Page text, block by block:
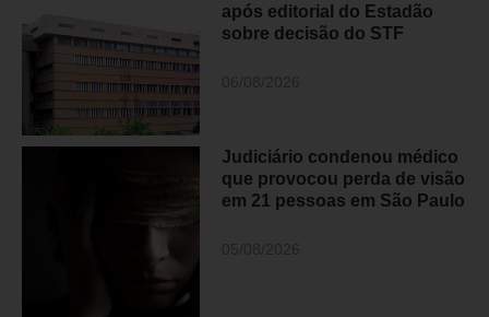
após editorial do Estadão
sobre decisão do STF
Judiciário condenou médico
que provocou perda de visão
em 21 pessoas em São Paulo